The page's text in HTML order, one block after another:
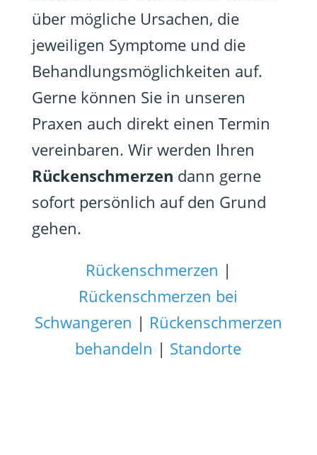
über mögliche Ursachen, die
jeweiligen Symptome und die
Behandlungsmöglichkeiten auf.
Gerne können Sie in unseren
Praxen auch direkt einen Termin
vereinbaren. Wir werden Ihren
Rückenschmerzen dann gerne
sofort persönlich auf den Grund
gehen.
Rückenschmerzen |
Rückenschmerzen bei
Schwangeren | Rückenschmerzen
behandeln | Standorte